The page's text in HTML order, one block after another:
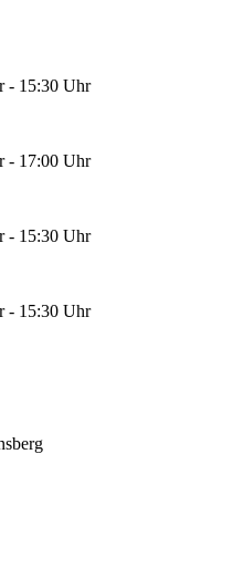
- 15:30 Uhr
- 17:00 Uhr
- 15:30 Uhr
- 15:30 Uhr